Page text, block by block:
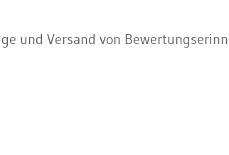
und Versand von